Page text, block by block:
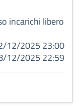
incarichi libero
12/2025 23:00
12/2025 22:59